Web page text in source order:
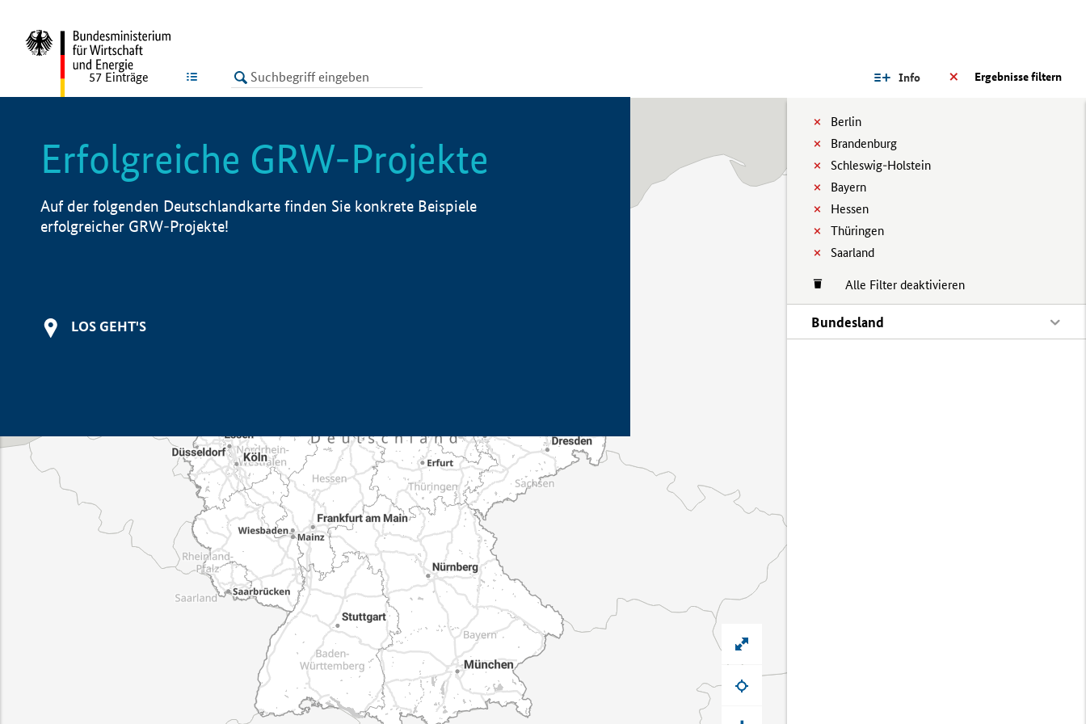
LISTE Ergebnisse filtern
Info
Berlin
Brandenburg
Schleswig-Holstein
Bayern
Hessen
Thüringen
Saarland
Alle Filter deaktivieren
Bundesland
57 Einträge
Erfolgreiche GRW-Projekte
Auf der folgenden Deutschlandkarte finden Sie konkrete Beispiele
erfolgreicher GRW-Projekte!
LOS GEHT'S